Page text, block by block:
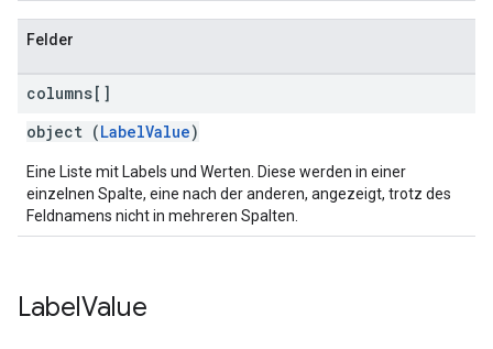
Felder
columns[]
object (LabelValue)
Eine Liste mit Labels und Werten. Diese werden in einer
einzelnen Spalte, eine nach der anderen, angezeigt, trotz des
Feldnamens nicht in mehreren Spalten.
LabelValue